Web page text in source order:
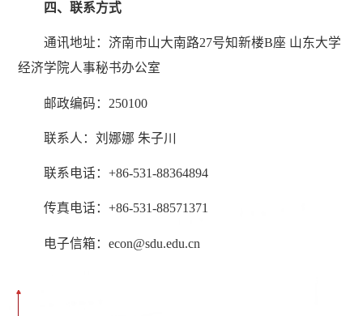
四、联系方式
通讯地址：济南市山大南路27号知新楼B座 山东大学
经济学院人事秘书办公室
邮政编码：250100
联系人：刘娜娜 朱子川
联系电话：+86-531-88364894
传真电话：+86-531-88571371
电子信箱：econ@sdu.edu.cn